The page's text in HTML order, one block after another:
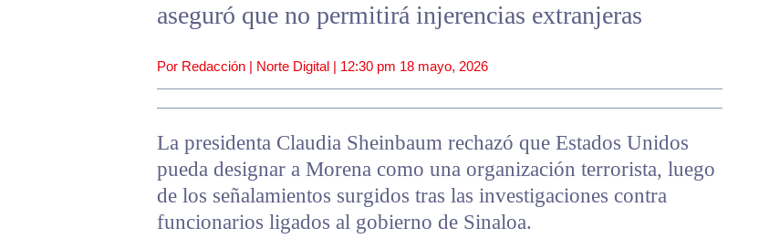
aseguró que no permitirá injerencias extranjeras
Por Redacción | Norte Digital | 12:30 pm 18 mayo, 2026
La presidenta Claudia Sheinbaum rechazó que Estados Unidos
pueda designar a Morena como una organización terrorista, luego
de los señalamientos surgidos tras las investigaciones contra
funcionarios ligados al gobierno de Sinaloa.